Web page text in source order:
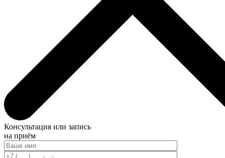
Консультация или запись
на приём